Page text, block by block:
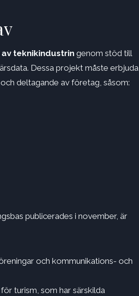
teknikindustrin genom stöd till
Dessa projekt måste erbjuda
deltagande av företag, såsom:
publicerades i november, är
och kommunikations- och
turism, som har särskilda